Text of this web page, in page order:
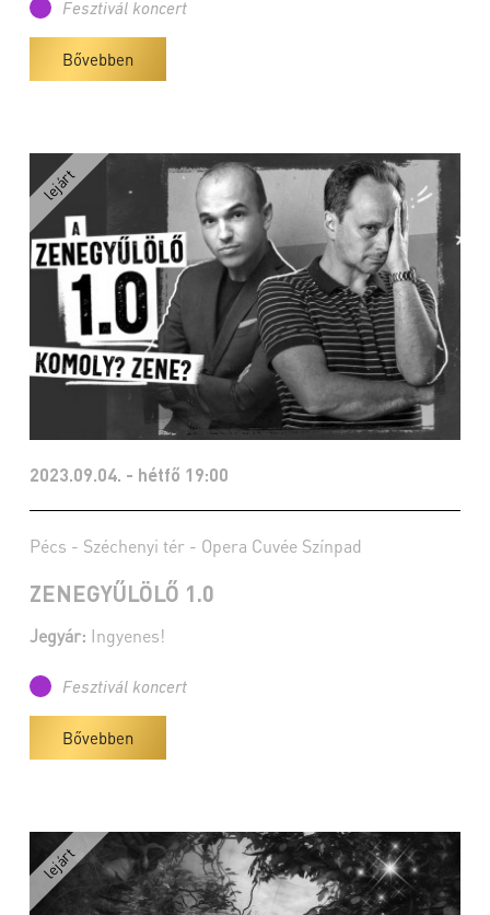
Fesztivál koncert
Bővebben
2023.09.04. - hétfő 19:00
Pécs - Széchenyi tér - Opera Cuvée Színpad
ZENEGYŰLÖLŐ 1.0
Jegyár: Ingyenes!
Fesztivál koncert
Bővebben